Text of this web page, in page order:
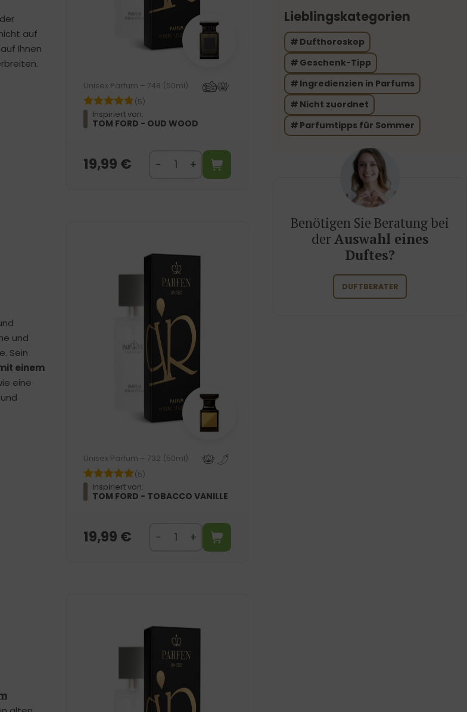
auf
auf Ihnen
Unisex Parfum – 748 (50ml)
(5)
Inspiriert von:
TOM FORD - OUD WOOD
19,99 €
und
Sein
einem
eine
Unisex Parfum – 732 (50ml)
(5)
Inspiriert von:
TOM FORD - TOBACCO VANILLE
19,99 €
Lieblingskategorien
Dufthoroskop
Geschenk-Tipp
Ingredienzien in Parfums
Nicht zuordnet
Parfumtipps für Sommer
Benötigen Sie Beratung bei
der Auswahl eines
Duftes?
DUFTBERATER